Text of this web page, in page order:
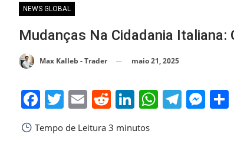
NEWS GLOBAL
Mudanças Na Cidadania Italiana:
Max Kalleb - Trader maio 21, 2025
Facebook
Twitter
EmailReddit
LinkedIn
Tempo de Leitura 3 minutos